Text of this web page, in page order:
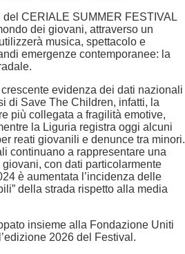
CERIALE SUMMER FESTIVAL
dei giovani, attraverso un
musica, spettacolo e
emergenze contemporanee: la
evidenza dei dati nazionali
di Save The Children, infatti, la
più collegata a fragilità emotive,
la Liguria registra oggi alcuni
reati giovanili e denunce tra minori.
continuano a rappresentare una
con dati particolarmente
è aumentata l’incidenza delle
della strada rispetto alla media
insieme alla Fondazione Uniti
2026 del Festival.